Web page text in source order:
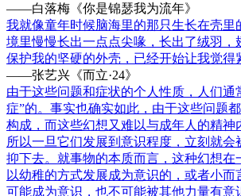
——白落梅《你是锦瑟我为流年》
我就像童年时候脑海里的那只生长在壳里
境里慢慢长出一点点尖喙，长出了绒羽，
保护我的坚硬的外壳，已经开始让我觉得
——张艺兴《而立·24》
由于这些问题和症状的个人性质，人们通
症”的。事实也确实如此，由于这些问题
构成，而这些幻想又难以与成年人的精神
所以一旦它们发展到意识程度，立刻就会
抑下去。就事物的本质而言，这种幻想在
以幼稚的方式发展成为意识的，或者小而
可能成为意识，也不可能被其他力量有意